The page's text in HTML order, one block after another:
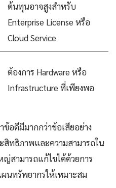
ต้นทุนอาจสูงสำหรับ
Enterprise License หรือ
Cloud Service
ต้องการ Hardware หรือ
Infrastructure ที่เพียงพอ
ข้อดีมีมากกว่าข้อเสียอย่าง
สิทธิภาพและความสามารถใน
ญ่สามารถแก้ไขได้ด้วยการ
นทรัพยากรให้เหมาะสม